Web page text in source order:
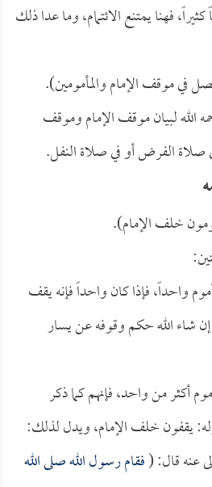
فهنا يمتنع الائتمام، وما عدا ذلك
في موقف الإمام والمأمومين).
الله لبيان موقف الإمام وموقف
صلاة الفرض أو في صلاة النفل.
خلف الإمام).
واحداً، فإذا كان واحداً فإنه يقف
إن شاء الله حكم وقوفه عن يسار
أكثر من واحد، فإنهم كما ذكر
يقفون خلف الإمام، ويدل لذلك:
عنه قال: (فقام رسول الله صلى الله